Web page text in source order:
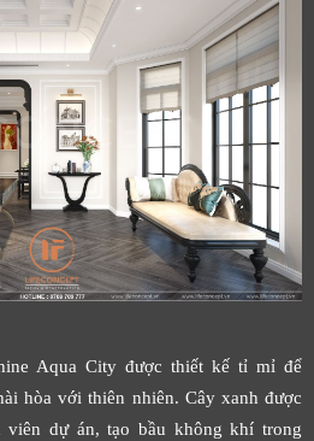
Aqua City được thiết kế tỉ mỉ để
hòa với thiên nhiên. Cây xanh được
viên dự án, tạo bầu không khí trong